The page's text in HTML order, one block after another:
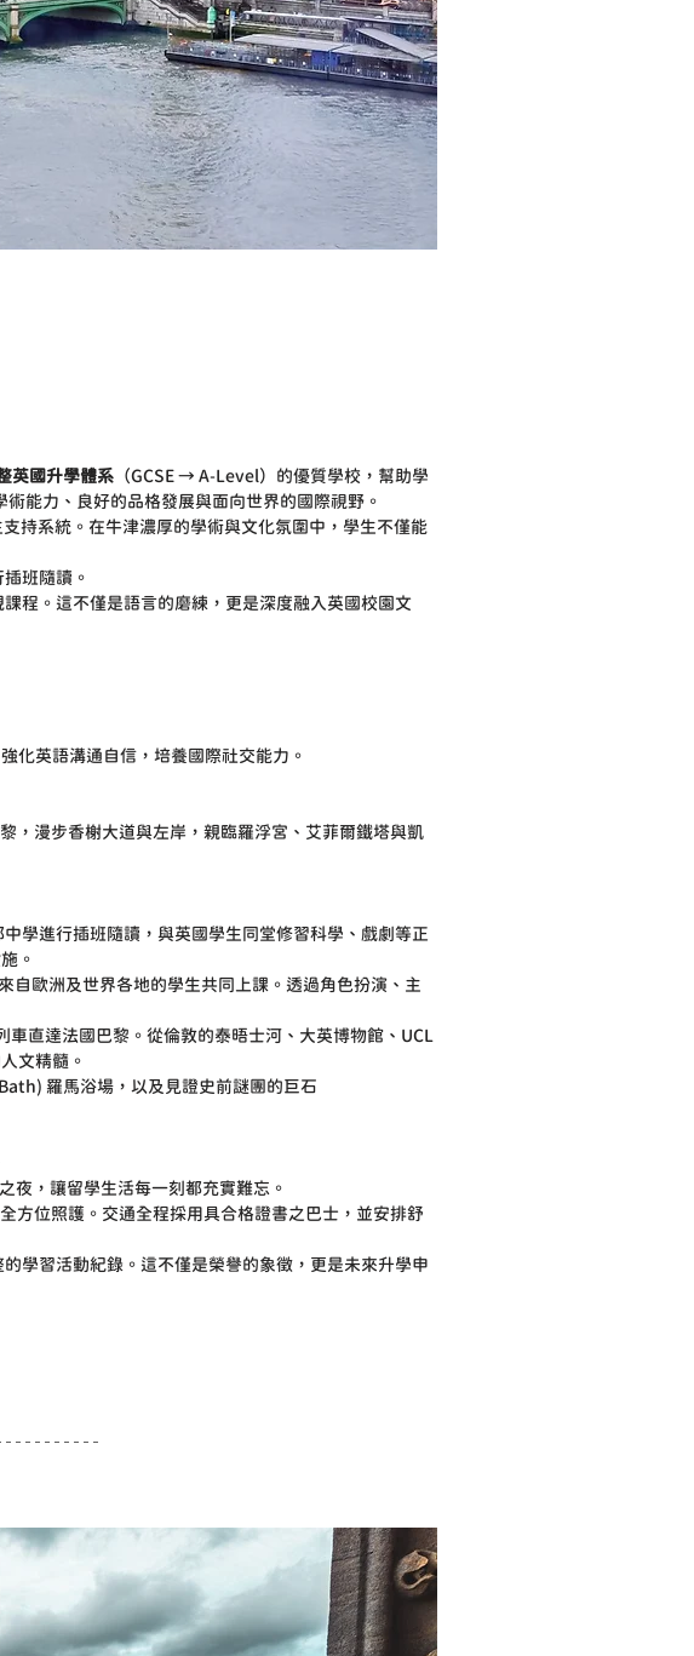
英國升學體系 （GCSE → A-Level）的優質學校，幫助學
能力、良好的品格發展與面向世界的國際視野。
持系統。在牛津濃厚的學術與文化氛圍中，學生不僅能
班隨讀。
程。這不僅是語言的磨練，更是深度融入英國校園文
化英語溝通自信，培養國際社交能力。
，漫步香榭大道與左岸，親臨羅浮宮、艾菲爾鐵塔與凱
學進行插班隨讀，與英國學生同堂修習科學、戲劇等正
。
自歐洲及世界各地的學生共同上課。透過角色扮演、主
直達法國巴黎。從倫敦的泰晤士河、大英博物館、UCL
文精髓。
羅馬浴場，以及見證史前謎團的巨石
夜，讓留學生活每一刻都充實難忘。
方位照護。交通全程採用具合格證書之巴士，並安排舒
學習活動紀錄。這不僅是榮譽的象徵，更是未來升學申